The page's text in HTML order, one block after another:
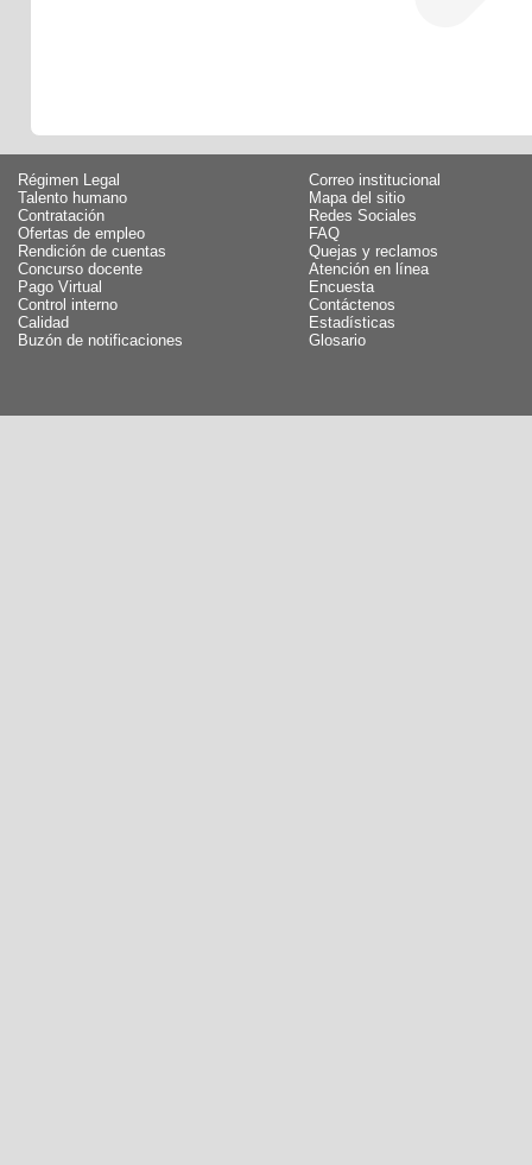
Régimen Legal
Talento humano
Contratación
Ofertas de empleo
Rendición de cuentas
Concurso docente
Pago Virtual
Control interno
Calidad
Buzón de notificaciones
Correo institucional
Mapa del sitio
Redes Sociales
FAQ
Quejas y reclamos
Atención en línea
Encuesta
Contáctenos
Estadísticas
Glosario